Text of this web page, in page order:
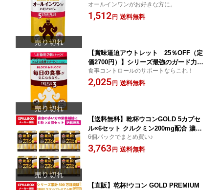
0粒）シリーズ累計450万個突破！|サプ
リメント 美ボディ ボディメイク 白イン
オールインワンがお好きな方に。
1,512 円 送料無料
【賞味逼迫アウトレット 25％OFF（定
価2700円）】シリーズ最強のガード力！
ブロック＆ブロック トリプル3（60粒
×2袋）|サプリメント 乳酸菌 アブソルビ
食事コントロールのサポートならこれ！
2,025 円 送料無料
【送料無料】乾杯ウコンGOLD 5カプセ
ル×6セット クルクミン200mg配合 濃縮
ウコン 高濃度ウコン 濃縮エキス ビタミ
ンB群強化 ウコンサプリメント バイオ
6個パックでまとめ買い♪
3,763 円 送料無料
【直販】乾杯!ウコン GOLD PREMIUM